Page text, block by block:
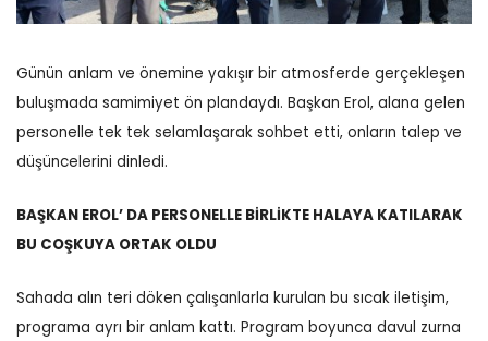
Günün anlam ve önemine yakışır bir atmosferde gerçekleşen
buluşmada samimiyet ön plandaydı. Başkan Erol, alana gelen
personelle tek tek selamlaşarak sohbet etti, onların talep ve
düşüncelerini dinledi.
BAŞKAN EROL’ DA PERSONELLE BİRLİKTE HALAYA KATILARAK
BU COŞKUYA ORTAK OLDU
Sahada alın teri döken çalışanlarla kurulan bu sıcak iletişim,
programa ayrı bir anlam kattı. Program boyunca davul zurna